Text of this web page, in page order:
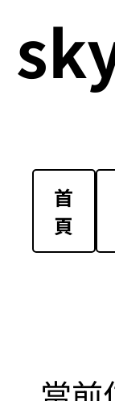
首
頁